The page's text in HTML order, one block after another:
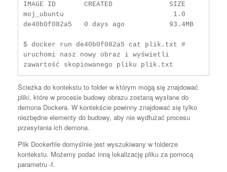
IMAGE ID       CREATED              SIZE
moj_ubuntu                           1.0
de40b0f082a5   0 days ago           93.4MB
$ docker run de40b0f082a5 cat plik.txt #
uruchomi nasz nowy obraz i wyświetli
zawartość skopiowanego pliku plik.txt
Ścieżka do kontekstu to folder w którym mogą się znajdować
pliki, które w procesie budowy obrazu zostaną wysłane do
demona Dockera. W kontekście powinny znajdować się tylko
niezbędne elementy do budowy, aby nie wydłużać procesu
przesyłania ich demona.
Plik Dockerfile domyślnie jest wyszukiwany w folderze
kontekstu. Możemy podać inną lokalizację pliku za pomocą
parametru -f.